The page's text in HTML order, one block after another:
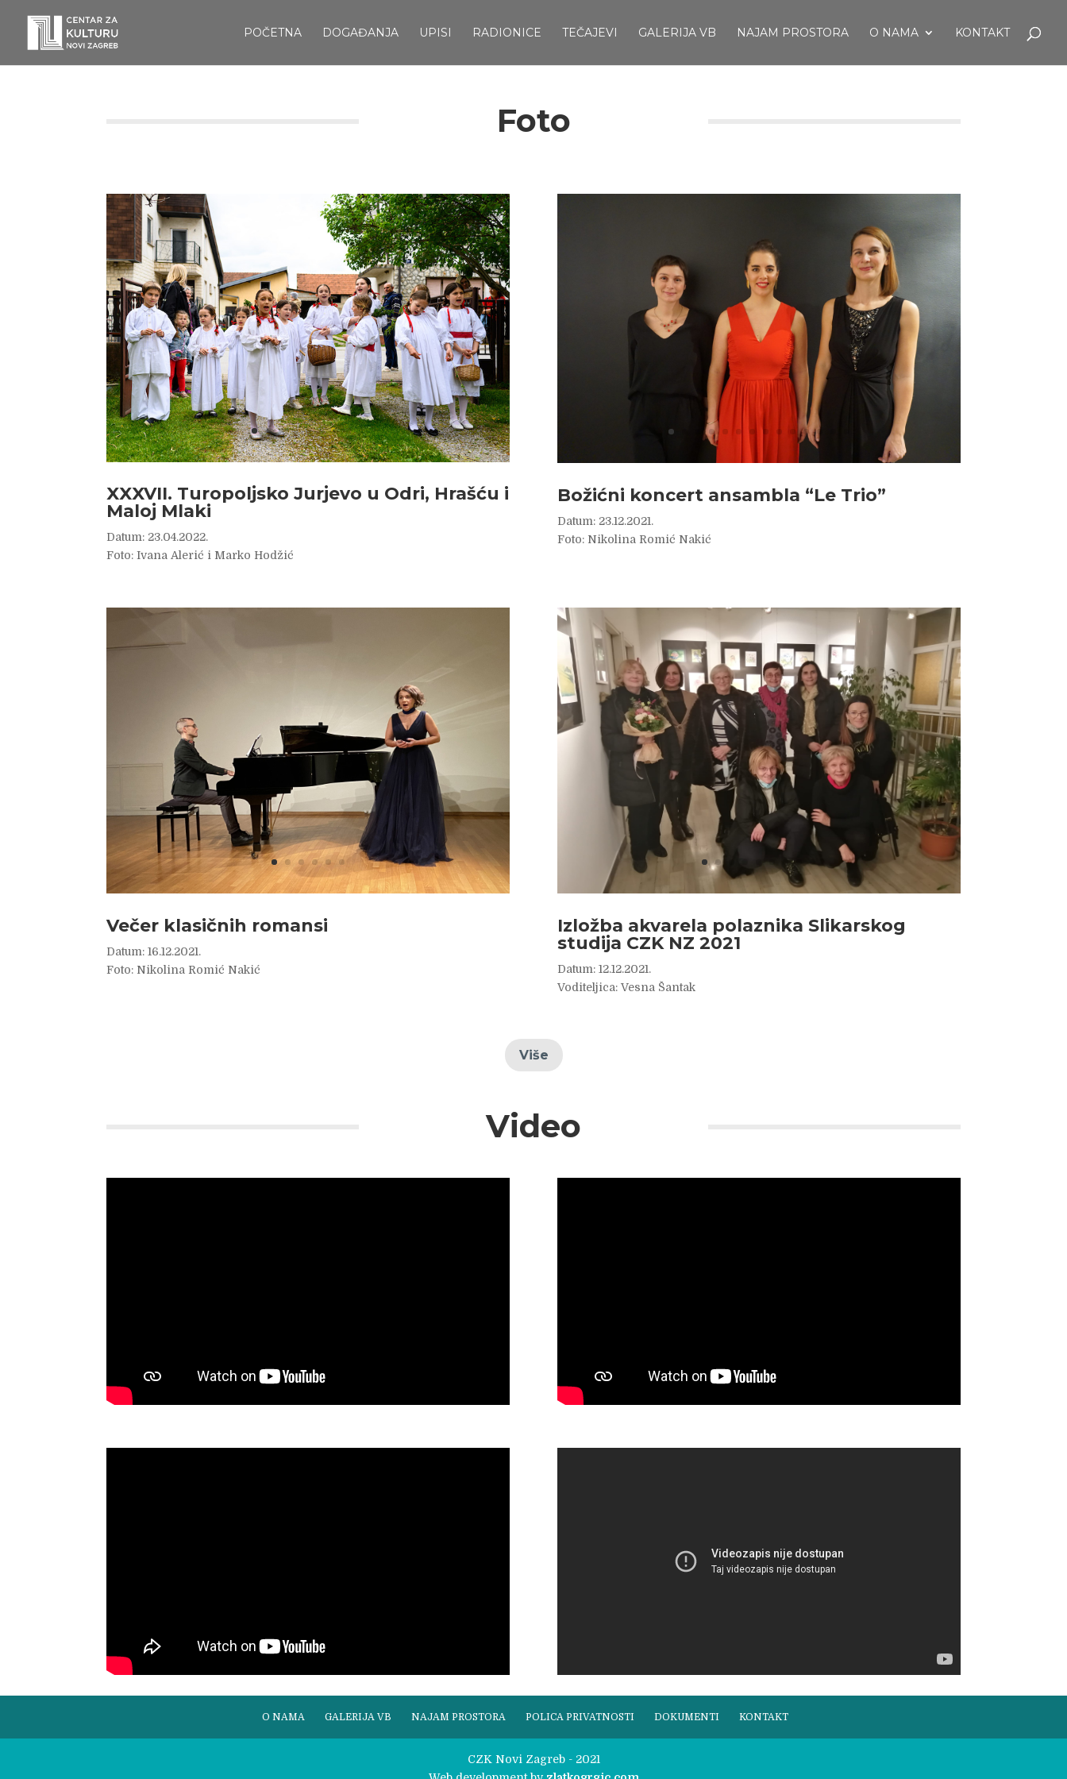
POČETNA DOGAĐANJA UPISI RADIONICE TEČAJEVI GALERIJA VB NAJAM PROSTORA O NAMA KONTAKT
Foto
XXXVII. Turopoljsko Jurjevo u Odri, Hrašću i
Maloj Mlaki
Datum: 23.04.2022.
Foto: Ivana Alerić i Marko Hodžić
Božićni koncert ansambla “Le Trio”
Datum: 23.12.2021.
Foto: Nikolina Romić Nakić
Večer klasičnih romansi
Datum: 16.12.2021.
Foto: Nikolina Romić Nakić
Izložba akvarela polaznika Slikarskog
studija CZK NZ 2021
Datum: 12.12.2021.
Voditeljica: Vesna Šantak
Više
Video
O NAMA GALERIJA VB NAJAM PROSTORA POLICA PRIVATNOSTI DOKUMENTI KONTAKT
CZK Novi Zagreb - 2021